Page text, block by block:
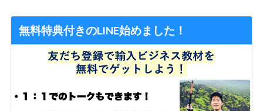
無料特典付きのLINE始めました！